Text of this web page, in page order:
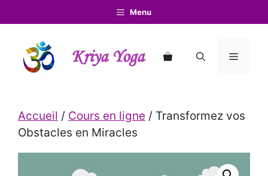
au
contenu
Menu
Kriya Yoga Menu
Accueil / Cours en ligne / Transformez vos
Obstacles en Miracles